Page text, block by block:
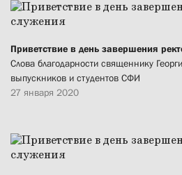
Приветствие в день завершения
Слова благодарности священнику
выпускников и студентов СФИ
27 января 2020